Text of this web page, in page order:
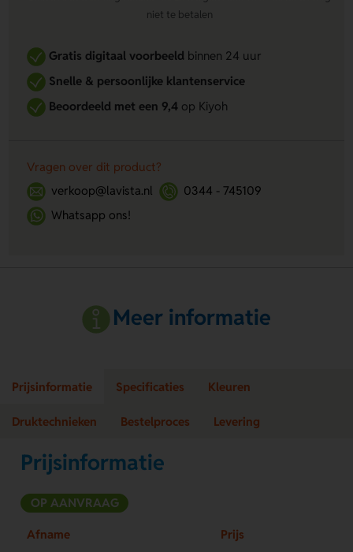
niet te betalen
Gratis digitaal voorbeeld binnen 24 uur
Snelle & persoonlijke klantenservice
Beoordeeld met een 9,4op Kiyoh
Vragen over dit product?
verkoop@lavista.nl
0344 - 745109
Whatsapp ons!
Meer informatie
Prijsinformatie Specificaties Kleuren
Druktechnieken Bestelproces Levering
Prijsinformatie
OP AANVRAAG
Afname Prijs